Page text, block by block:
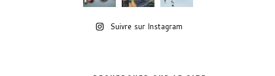
Suivre sur Instagram